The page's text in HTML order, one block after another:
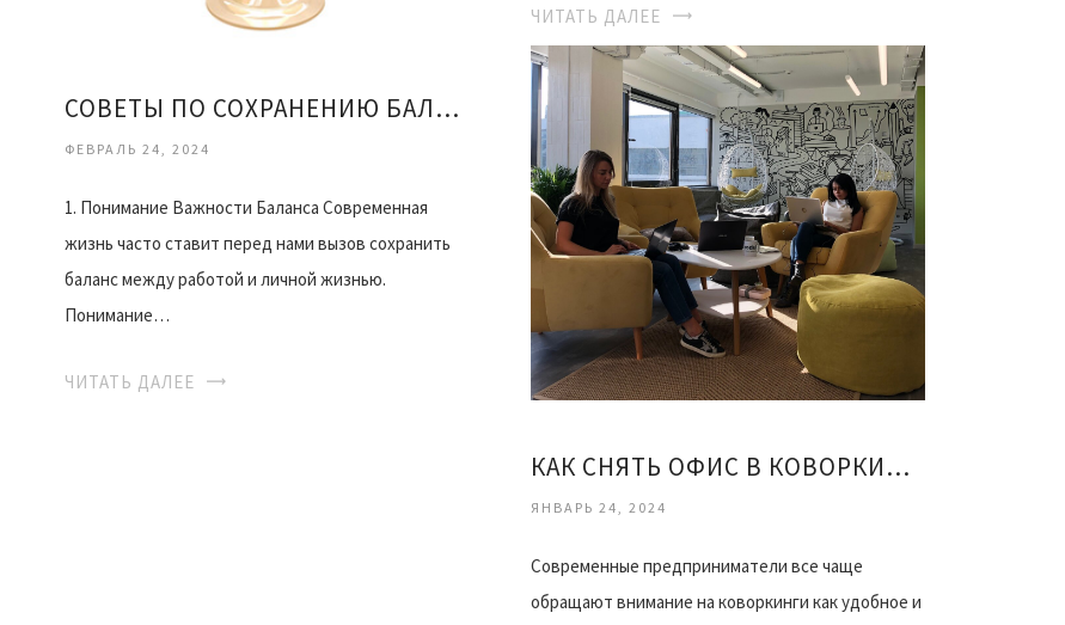
СОВЕТЫ ПО СОХРАНЕНИЮ БАЛАНСА МЕЖДУ РАБОТОЙ И ЛИЧНОЙ ЖИЗНЬЮ
ФЕВРАЛЬ 24, 2024
1. Понимание Важности Баланса Современная
жизнь часто ставит перед нами вызов сохранить
баланс между работой и личной жизнью.
Понимание…
ЧИТАТЬ ДАЛЕЕ
ЧИТАТЬ ДАЛЕЕ
КАК СНЯТЬ ОФИС В КОВОРКИНГЕ ПРАКТИЧЕСКОЕ РУКОВОДСТВО
ЯНВАРЬ 24, 2024
Современные предприниматели все чаще
обращают внимание на коворкинги как удобное и